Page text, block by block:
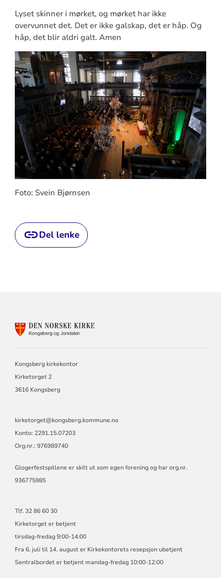
Lyset skinner i mørket, og mørket har ikke
overvunnet det. Det er ikke galskap, det er håp. Og
håp, det blir aldri galt. Amen
Foto: Svein Bjørnsen
Del lenke
Kongsberg kirkekontor
Kirketorget 2
3616 Kongsberg
kirketorget@kongsberg.kommune.no
Konto: 2291.15.07203
Org.nr.: 976989740
Glogerfestspillene er skilt ut som egen forening og har org.nr.
936775985
Tlf. 32 86 60 30
Kirketorget er betjent
tirsdag-fredag 9:00-14:00
Fra 6. juli til 14. august er Kirkekontorets resepsjon ubetjent
Sentralbordet er betjent mandag-fredag 10:00-12:00